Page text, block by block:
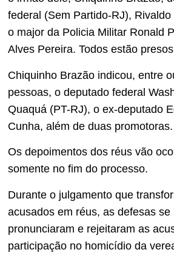
federal (Sem Partido-RJ),
o major da Policia Militar Ronald
Alves Pereira. Todos estão
Chiquinho Brazão indicou, entre
pessoas, o deputado federal
Quaquá (PT-RJ), o ex-deputado
Cunha, além de duas promotoras.
Os depoimentos dos réus vão
somente no fim do processo.
Durante o julgamento que
acusados em réus, as defesas se
pronunciaram e rejeitaram as
participação no homicídio da